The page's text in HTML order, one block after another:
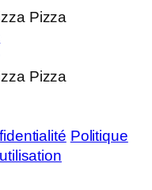
Politique